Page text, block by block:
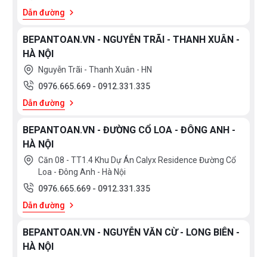
Dẫn đường
BEPANTOAN.VN - NGUYỄN TRÃI - THANH XUÂN -
HÀ NỘI
Nguyễn Trãi - Thanh Xuân - HN
0976.665.669 - 0912.331.335
Dẫn đường
BEPANTOAN.VN - ĐƯỜNG CỔ LOA - ĐÔNG ANH -
HÀ NỘI
Căn 08 - TT1.4 Khu Dự Án Calyx Residence Đường Cổ
Loa - Đông Anh - Hà Nội
0976.665.669 - 0912.331.335
Dẫn đường
BEPANTOAN.VN - NGUYỄN VĂN CỪ - LONG BIÊN -
HÀ NỘI